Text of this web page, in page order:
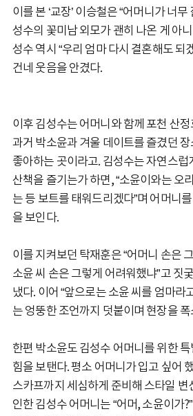
이를 본 ‘교장’ 이승철은 “어머니가 너
성수의 꽃미남 외모가 괜히 나온 게 아
성수 역시 “우리 엄마 다시 결혼해도 되
건네 웃음을 안겼다.
이후 김성수는 어머니와 함께 포천 산
과거 박소윤과 겨울 데이트를 즐겼던
좋아하는 곳이라고. 김성수는 자연스럽
산책을 즐기는가 하면, “소윤이와는 오
는 등 보트를 태워드리겠다”며 어머니
을 보인다.
이를 지켜보던 탁재훈은 “어머니 손은
소윤 씨 손은 그렇게 어려워했냐”고 짓
냈다. 이어 “앞으로는 소윤 씨를 엄마라
는 엉뚱한 조언까지 덧붙이며 현장을
한편 박소윤도 김성수 어머니를 위한
힘을 보탠다. 평소 어머니가 입고 싶어
스카프까지 세심하게 준비해 스타일 변
인한 김성수 어머니는 “어머, 소윤이가